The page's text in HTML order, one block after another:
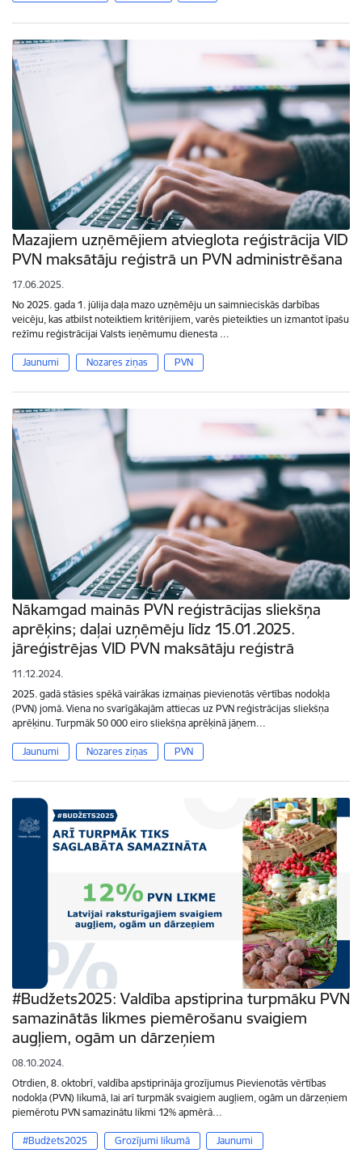
Mazajiem uzņēmējiem atvieglota reģistrācija VID
PVN maksātāju reģistrā un PVN administrēšana
17.06.2025.
No 2025. gada 1. jūlija daļa mazo uzņēmēju un saimnieciskās darbības
veicēju, kas atbilst noteiktiem kritērijiem, varēs pieteikties un izmantot īpašu
režīmu reģistrācijai Valsts ieņēmumu dienesta …
Jaunumi Nozares ziņas PVN
Nākamgad mainās PVN reģistrācijas sliekšņa
aprēķins; daļai uzņēmēju līdz 15.01.2025.
jāreģistrējas VID PVN maksātāju reģistrā
11.12.2024.
2025. gadā stāsies spēkā vairākas izmaiņas pievienotās vērtības nodokļa
(PVN) jomā. Viena no svarīgākajām attiecas uz PVN reģistrācijas sliekšņa
aprēķinu. Turpmāk 50 000 eiro sliekšņa aprēķinā jāņem…
Jaunumi Nozares ziņas PVN
#Budžets2025: Valdība apstiprina turpmāku PVN
samazinātās likmes piemērošanu svaigiem
augļiem, ogām un dārzeņiem
08.10.2024.
Otrdien, 8. oktobrī, valdība apstiprināja grozījumus Pievienotās vērtības
nodokļa (PVN) likumā, lai arī turpmāk svaigiem augļiem, ogām un dārzeņiem
piemērotu PVN samazinātu likmi 12% apmērā…
#Budžets2025 Grozījumi likumā Jaunumi